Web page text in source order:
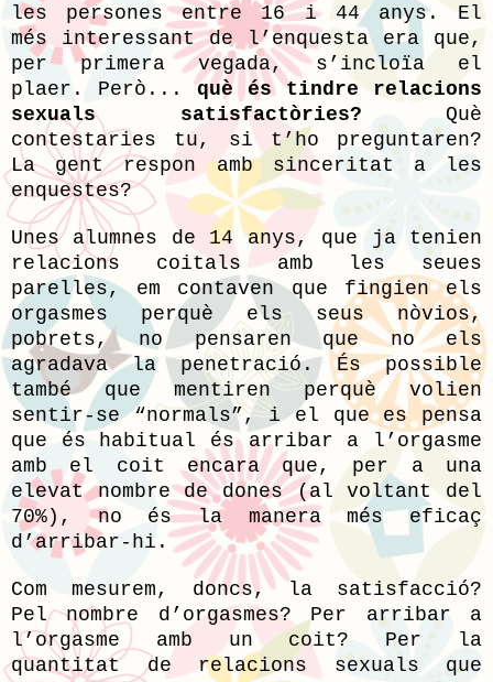
les persones entre 16 i 44 anys. El
més interessant de l’enquesta era que,
per primera vegada, s’incloïa el
plaer. Però...què és tindre relacions
sexuals satisfactòries? Què
contestaries tu, si t’ho preguntaren?
La gent respon amb sinceritat a les
enquestes?
Unes alumnes de 14 anys, que ja tenien
relacions coitals amb les seues
parelles, em contaven que fingien els
orgasmes perquè els seus nòvios,
pobrets, no pensaren que no els
agradava la penetració. És possible
també que mentiren perquè volien
sentir-se “normals”, i el que es pensa
que és habitual és arribar a l’orgasme
amb el coit encara que, per a una
elevat nombre de dones (al voltant del
70%), no és la manera més eficaç
d’arribar-hi.
Com mesurem, doncs, la satisfacció?
Pel nombre d’orgasmes? Per arribar a
l’orgasme amb un coit? Per la
quantitat de relacions sexuals que